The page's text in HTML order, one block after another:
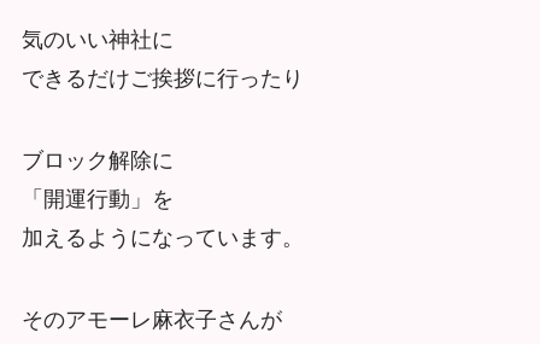
気のいい神社に
できるだけご挨拶に行ったり
ブロック解除に
「開運行動」を
加えるようになっています。
そのアモーレ麻衣子さんが